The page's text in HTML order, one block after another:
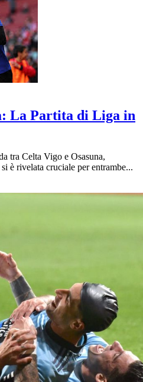
La Partita di Liga in
tra Celta Vigo e Osasuna,
è rivelata cruciale per entrambe...